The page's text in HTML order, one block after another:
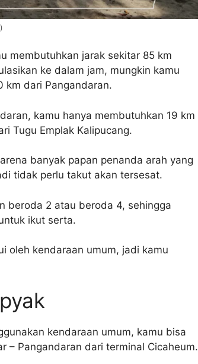
membutuhkan jarak sekitar 85 km
ke dalam jam, mungkin kamu
km dari Pangandaran.
kamu hanya membutuhkan 19 km
Tugu Emplak Kalipucang.
banyak papan penanda arah yang
tidak perlu takut akan tersesat.
beroda 2 atau beroda 4, sehingga
ikut serta.
oleh kendaraan umum, jadi kamu
kendaraan umum, kamu bisa
– Pangandaran dari terminal Cicaheum.